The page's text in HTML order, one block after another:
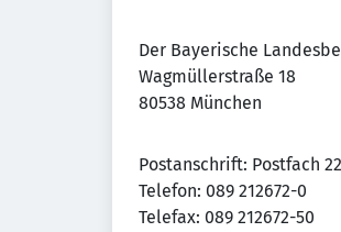
Der Bayerische
Wagmüllerstraße 18
80538 München
Postanschrift: Postfach
Telefon: 089 212672-0
Telefax: 089 212672-50